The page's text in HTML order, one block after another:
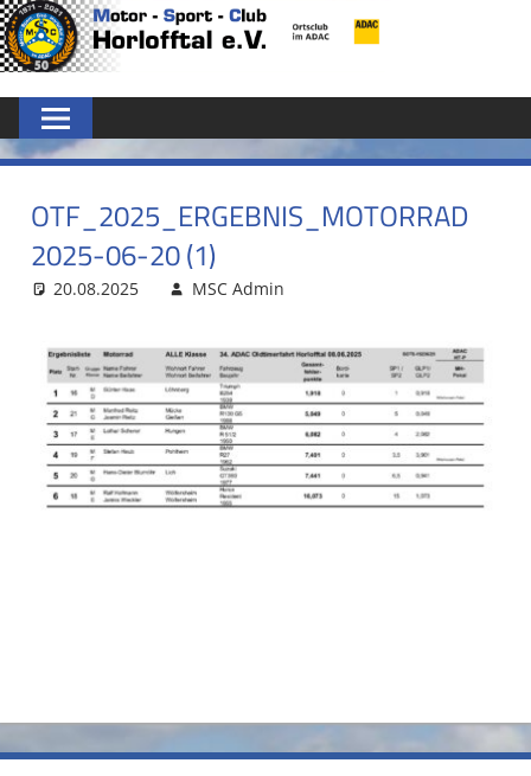
Zum
Inhalt
MSC
HORLOFFTAL
E.V.
OTF_2025_ERGEBNIS_MOTORRAD
2025-06-20 (1)
20.08.2025 MSC Admin